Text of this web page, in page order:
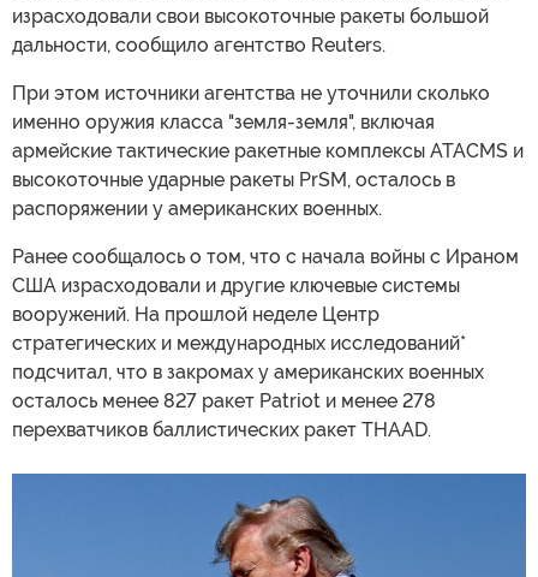
израсходовали свои высокоточные ракеты большой
дальности, сообщило агентство Reuters.
При этом источники агентства не уточнили сколько
именно оружия класса "земля-земля", включая
армейские тактические ракетные комплексы ATACMS и
высокоточные ударные ракеты PrSM, осталось в
распоряжении у американских военных.
Ранее сообщалось о том, что с начала войны с Ираном
США израсходовали и другие ключевые системы
вооружений. На прошлой неделе Центр
стратегических и международных исследований*
подсчитал, что в закромах у американских военных
осталось менее 827 ракет Patriot и менее 278
перехватчиков баллистических ракет THAAD.